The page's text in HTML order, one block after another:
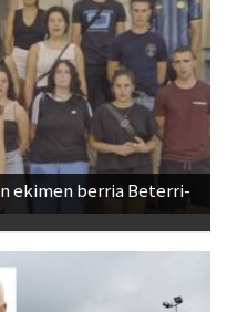
ekimen berria Beterri-